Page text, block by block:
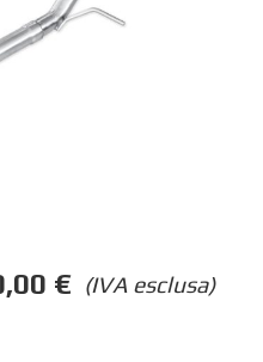
(IVA esclusa)
€